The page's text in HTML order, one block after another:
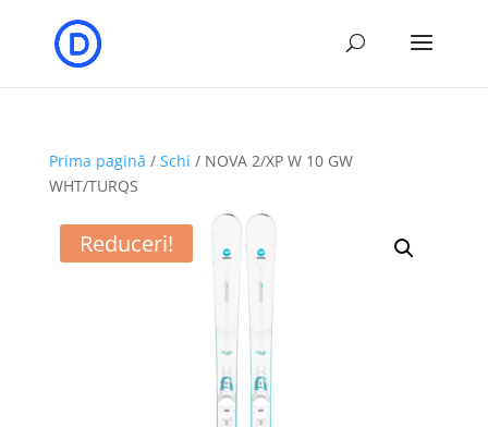
Prima pagină / Schi / NOVA 2/XP W 10 GW
WHT/TURQS
Reduceri!